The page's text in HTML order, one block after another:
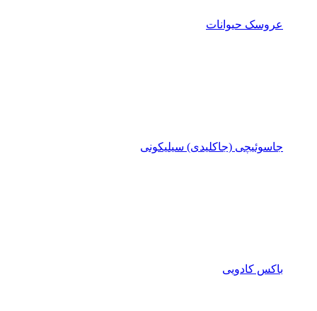
عروسک حیوانات
جاسوئیچی (جاکلیدی) سیلیکونی
باکس کادویی